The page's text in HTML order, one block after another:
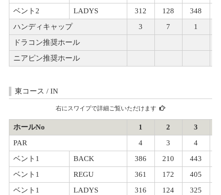
ベント2
LADYS 312 128 348
ハンディキャップ
3 7 1
ドラコン推奨ホール
ニアピン推奨ホール
東コース / IN
右にスワイプで詳細ご覧いただけます
ホールNo 1 2
3
PAR
4 3
4
ベント1
BACK 386 210 443
ベント1
REGU 361 172 405
ベント1
LADYS 316 124 325